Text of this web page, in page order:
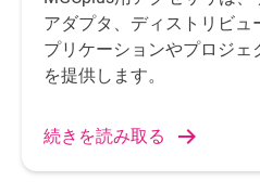
アダプタ、ディストリビ
プリケーションやプロジェ
を提供します。
続きを読み取る